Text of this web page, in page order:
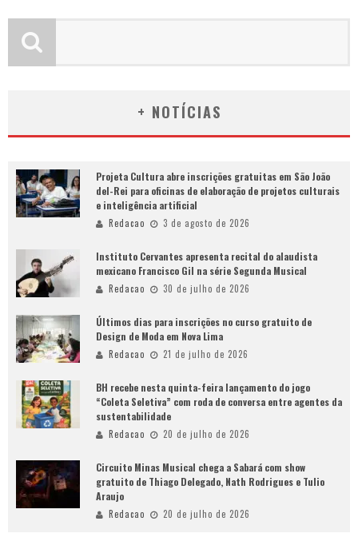
+ NOTÍCIAS
Projeta Cultura abre inscrições gratuitas em São João
del-Rei para oficinas de elaboração de projetos culturais
e inteligência artificial
Redacao 3 de agosto de 2026
Instituto Cervantes apresenta recital do alaudista
mexicano Francisco Gil na série Segunda Musical
Redacao 30 de julho de 2026
Últimos dias para inscrições no curso gratuito de
Design de Moda em Nova Lima
Redacao 21 de julho de 2026
BH recebe nesta quinta-feira lançamento do jogo
“Coleta Seletiva” com roda de conversa entre agentes da
sustentabilidade
Redacao 20 de julho de 2026
Circuito Minas Musical chega a Sabará com show
gratuito de Thiago Delegado, Nath Rodrigues e Tulio
Araujo
Redacao 20 de julho de 2026